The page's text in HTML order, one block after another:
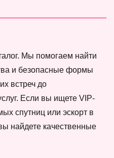
Мы помогаем найти
и безопасные формы
встреч до
Если вы ищете VIP-
спутниц или эскорт в
найдете качественные